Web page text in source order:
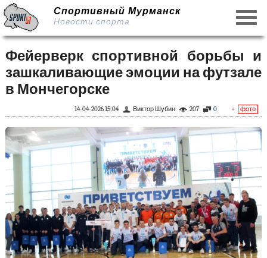
Спортивный Мурманск
Новости спорта
Фейерверк спортивной борьбы и
зашкаливающие эмоции на футзале
в Мончегорске
+ фото
0
207
Виктор Шубин
14-04-2026 15:04